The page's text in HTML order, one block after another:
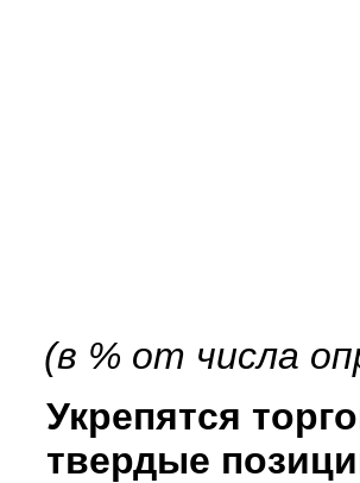
(в % от числа
Укрепятся
твердые